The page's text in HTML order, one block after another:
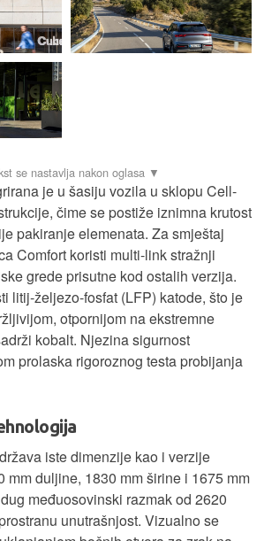
je u šasiju vozila u sklopu Cell-
čime se postiže iznimna krutost
pakiranje elemenata. Za smještaj
Comfort koristi multi-link stražnji
grede prisutne kod ostalih verzija.
litij-željezo-fosfat (LFP) katode, što je
otpornijom na ekstremne
kobalt. Njezina sigurnost
prolaska rigoroznog testa probijanja
iste dimenzije kao i verzije
mm duljine, 1830 mm širine i 1675 mm
međuosovinski razmak od 2620
unutrašnjost. Vizualno se